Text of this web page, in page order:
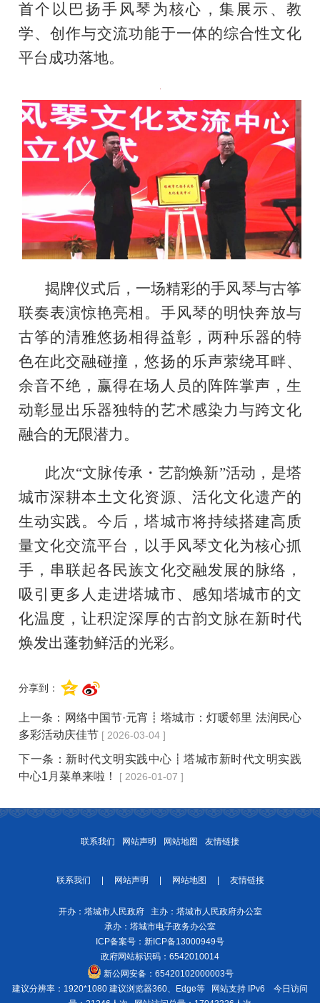
首个以巴扬手风琴为核心，集展示、教
学、创作与交流功能于一体的综合性文化
平台成功落地。
揭牌仪式后，一场精彩的手风琴与古筝
联奏表演惊艳亮相。手风琴的明快奔放与
古筝的清雅悠扬相得益彰，两种乐器的特
色在此交融碰撞，悠扬的乐声萦绕耳畔、
余音不绝，赢得在场人员的阵阵掌声，生
动彰显出乐器独特的艺术感染力与跨文化
融合的无限潜力。
此次“文脉传承・艺韵焕新”活动，是塔
城市深耕本土文化资源、活化文化遗产的
生动实践。今后，塔城市将持续搭建高质
量文化交流平台，以手风琴文化为核心抓
手，串联起各民族文化交融发展的脉络，
吸引更多人走进塔城市、感知塔城市的文
化温度，让积淀深厚的古韵文脉在新时代
焕发出蓬勃鲜活的光彩。
分享到：
上一条： 网络中国节·元宵┋塔城市：灯暖邻里 法润民心
多彩活动庆佳节 [ 2026-03-04 ]
下一条： 新时代文明实践中心┋塔城市新时代文明实践
中心1月菜单来啦！
[ 2026-01-07 ]
联系我们 网站声明 网站地图 友情链接
联系我们 网站声明 网站地图 友情链接
开办：塔城市人民政府 主办：塔城市人民政府办公室
承办：塔城市电子政务办公室
ICP备案号： 新ICP备13000949号
政府网站标识码：6542010014
新公网安备： 65420102000003号
建议分辨率：1920*1080 建议浏览器360、Edge等 网站支持 IPv6
今日访问